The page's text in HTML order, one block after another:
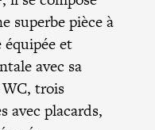
superbe pièce à
et
avec sa
trois
avec placards,